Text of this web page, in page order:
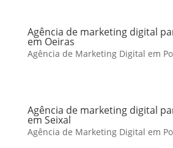
Agência de marketing digital
em Oeiras
Agência de Marketing Digital em
Agência de marketing digital
em Seixal
Agência de Marketing Digital em